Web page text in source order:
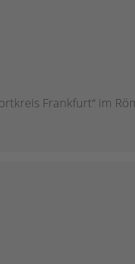
Frankfurt“ im